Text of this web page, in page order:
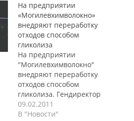
На предприятии
«Могилевхимволокно»
внедряют переработку
отходов способом
гликолиза
На предприятии
"Могилевхимволокно"
внедряют переработку
отходов способом
гликолиза. Гендиректор
ОАО
"Могилевхимволокно",
09.02.2011
В "Новости"